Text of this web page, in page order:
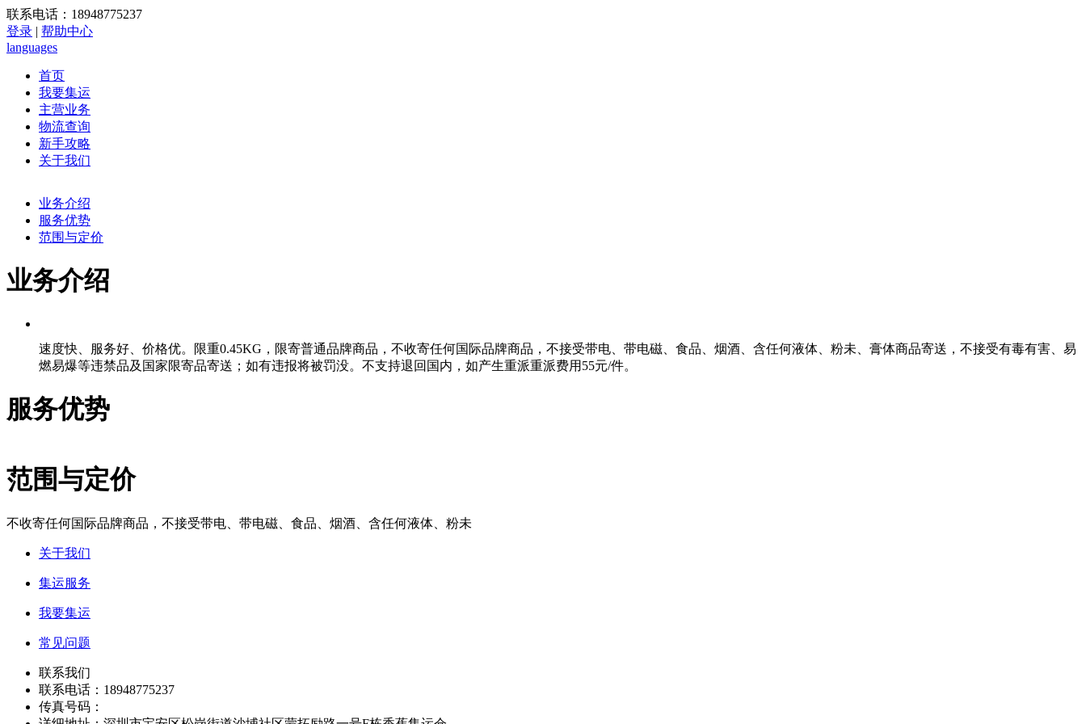
联系电话：18948775237
登录 | 帮助中心
languages
首页
我要集运
主营业务
物流查询
新手攻略
关于我们
业务介绍
服务优势
范围与定价
业务介绍
速度快、服务好、价格优。限重0.45KG，限寄普通品牌商品，不收寄任何国际品牌商品，不接受带电、带电磁、食品、烟酒、含任何液体、粉未、膏体商品寄送，不接受有毒有害、易
燃易爆等违禁品及国家限寄品寄送；如有违报将被罚没。不支持退回国内，如产生重派重派费用55元/件。
服务优势
范围与定价
不收寄任何国际品牌商品，不接受带电、带电磁、食品、烟酒、含任何液体、粉未
关于我们
集运服务
我要集运
常见问题
联系我们
联系电话：18948775237
传真号码：